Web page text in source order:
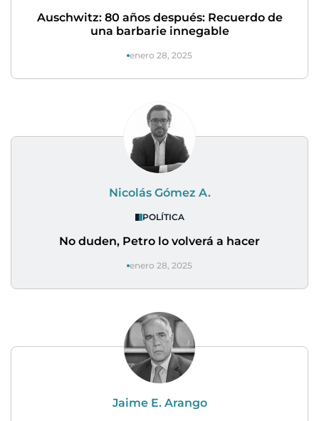
Auschwitz: 80 años después: Recuerdo de
una barbarie innegable
enero 28, 2025
Nicolás Gómez A.
POLÍTICA
No duden, Petro lo volverá a hacer
enero 28, 2025
Jaime E. Arango